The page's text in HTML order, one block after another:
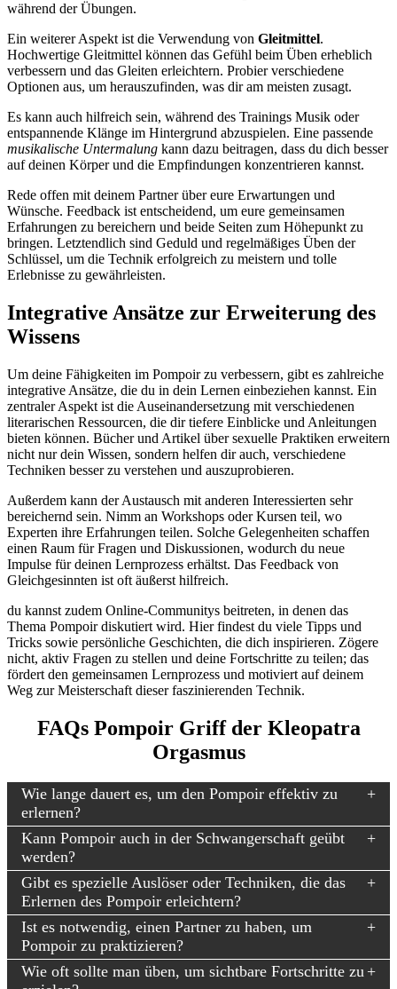
während der Übungen.
Ein weiterer Aspekt ist die Verwendung von Gleitmittel.
Hochwertige Gleitmittel können das Gefühl beim Üben erheblich
verbessern und das Gleiten erleichtern. Probier verschiedene
Optionen aus, um herauszufinden, was dir am meisten zusagt.
Es kann auch hilfreich sein, während des Trainings Musik oder
entspannende Klänge im Hintergrund abzuspielen. Eine passende
musikalische Untermalung kann dazu beitragen, dass du dich besser
auf deinen Körper und die Empfindungen konzentrieren kannst.
Rede offen mit deinem Partner über eure Erwartungen und
Wünsche. Feedback ist entscheidend, um eure gemeinsamen
Erfahrungen zu bereichern und beide Seiten zum Höhepunkt zu
bringen. Letztendlich sind Geduld und regelmäßiges Üben der
Schlüssel, um die Technik erfolgreich zu meistern und tolle
Erlebnisse zu gewährleisten.
Integrative Ansätze zur Erweiterung des
Wissens
Um deine Fähigkeiten im Pompoir zu verbessern, gibt es zahlreiche
integrative Ansätze, die du in dein Lernen einbeziehen kannst. Ein
zentraler Aspekt ist die Auseinandersetzung mit verschiedenen
literarischen Ressourcen, die dir tiefere Einblicke und Anleitungen
bieten können. Bücher und Artikel über sexuelle Praktiken erweitern
nicht nur dein Wissen, sondern helfen dir auch, verschiedene
Techniken besser zu verstehen und auszuprobieren.
Außerdem kann der Austausch mit anderen Interessierten sehr
bereichernd sein. Nimm an Workshops oder Kursen teil, wo
Experten ihre Erfahrungen teilen. Solche Gelegenheiten schaffen
einen Raum für Fragen und Diskussionen, wodurch du neue
Impulse für deinen Lernprozess erhältst. Das Feedback von
Gleichgesinnten ist oft äußerst hilfreich.
du kannst zudem Online-Communitys beitreten, in denen das
Thema Pompoir diskutiert wird. Hier findest du viele Tipps und
Tricks sowie persönliche Geschichten, die dich inspirieren. Zögere
nicht, aktiv Fragen zu stellen und deine Fortschritte zu teilen; das
fördert den gemeinsamen Lernprozess und motiviert auf deinem
Weg zur Meisterschaft dieser faszinierenden Technik.
FAQs Pompoir Griff der Kleopatra
Orgasmus
Wie lange dauert es, um den Pompoir effektiv zu
erlernen?
Kann Pompoir auch in der Schwangerschaft geübt
werden?
Gibt es spezielle Auslöser oder Techniken, die das
Erlernen des Pompoir erleichtern?
Ist es notwendig, einen Partner zu haben, um
Pompoir zu praktizieren?
Wie oft sollte man üben, um sichtbare Fortschritte zu